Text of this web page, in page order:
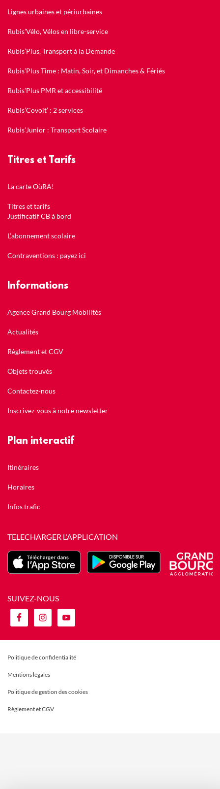
Lignes urbaines et périurbaines
Rubis’Vélo, Vélos en libre-service
Rubis’Plus, Transport à la Demande
Rubis’Plus Time : Matin, Soir, et Dimanches & Fériés
Rubis’Plus PMR et accessibilité
Rubis’Covoit’ : 2 services
Rubis’Junior : Transport Scolaire
Titres et Tarifs
La carte OùRA!
Titres et tarifs
Justificatif CB à bord
L’abonnement scolaire
Contraventions : payez ici
Informations
Agence Grand Bourg Mobilités
Actualités
Règlement et CGV
Objets trouvés
Contactez-nous
Inscrivez-vous à notre newsletter
Plan interactif
Itinéraires
Horaires
Infos trafic
TELECHARGER L’APPLICATION
SUIVEZ-NOUS
Politique de confidentialité
Mentions légales
Politique de gestion des cookies
Règlement et CGV